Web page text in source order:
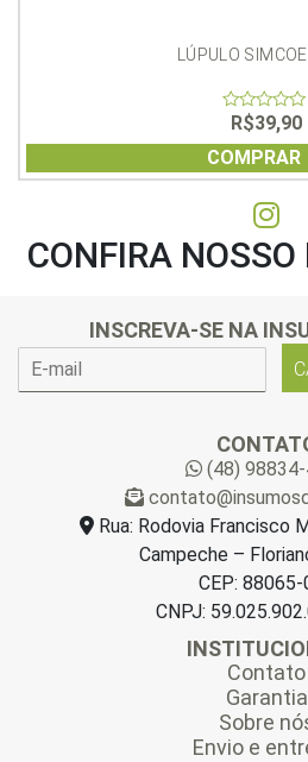
LÚPULO
of
5
R$39,90
COMPRAR
CONFIRA
INSCREVA-SE NA
(48) 98834-
Rua: Rodovia Francisco
Campeche –
CEP:
CNPJ:
Contato
Garantia
Sobre
Envio e